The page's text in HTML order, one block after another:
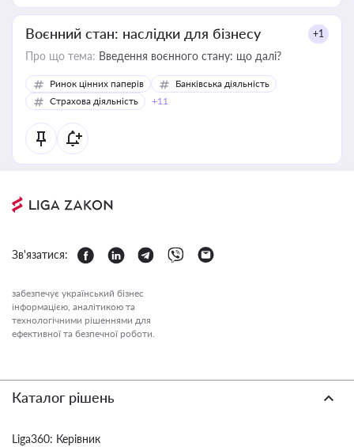
Воєнний стан: наслідки для бізнесу +1
Про що тема: Введення воєнного стану: що далі?
Ринок цінних паперів
Банківська діяльність
Страхова діяльність
+11
Зв'язатися:
забезпечує український бізнес
інформацією, аналітикою та
технологічними рішеннями для
ефективної та безпечної роботи.
Каталог рішень
Liga360: Керівник